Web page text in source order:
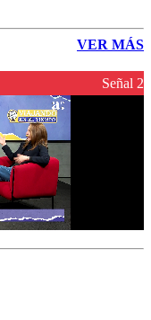
VER MÁS
Señal 2